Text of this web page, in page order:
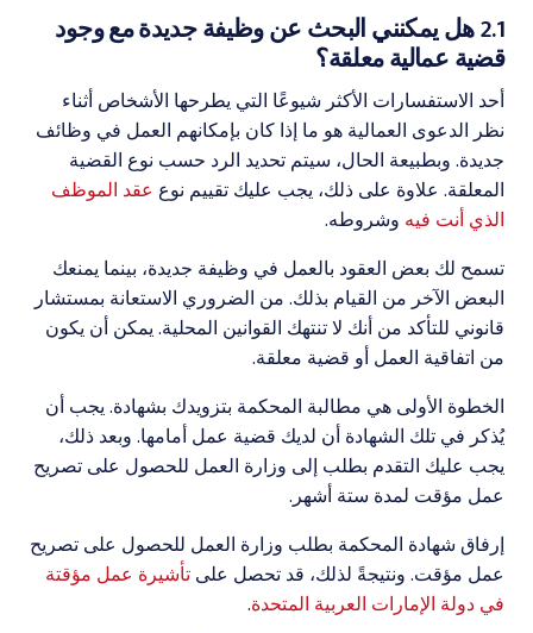
2.1 هل يمكنني البحث عن وظيفة جديدة مع وجود
قضية عمالية معلقة؟
أحد الاستفسارات الأكثر شيوعًا التي يطرحها الأشخاص أثناء
نظر الدعوى العمالية هو ما إذا كان بإمكانهم العمل في وظائف
جديدة. وبطبيعة الحال، سيتم تحديد الرد حسب نوع القضية
المعلقة. علاوة على ذلك، يجب عليك تقييم نوع عقد الموظف
الذي أنت فيه وشروطه.
تسمح لك بعض العقود بالعمل في وظيفة جديدة، بينما يمنعك
البعض الآخر من القيام بذلك. من الضروري الاستعانة بمستشار
قانوني للتأكد من أنك لا تنتهك القوانين المحلية. يمكن أن يكون
من اتفاقية العمل أو قضية معلقة.
الخطوة الأولى هي مطالبة المحكمة بتزويدك بشهادة. يجب أن
يُذكر في تلك الشهادة أن لديك قضية عمل أمامها. وبعد ذلك،
يجب عليك التقدم بطلب إلى وزارة العمل للحصول على تصريح
عمل مؤقت لمدة ستة أشهر.
إرفاق شهادة المحكمة بطلب وزارة العمل للحصول على تصريح
عمل مؤقت. ونتيجةً لذلك، قد تحصل على تأشيرة عمل مؤقتة
في دولة الإمارات العربية المتحدة.